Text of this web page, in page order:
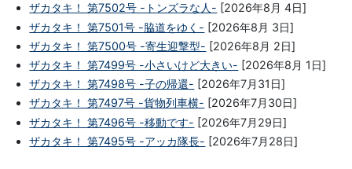
ザカタキ！ 第7502号 -トンズラな人- [2026年8月 4日]
ザカタキ！ 第7501号 -脇道をゆく- [2026年8月 3日]
ザカタキ！ 第7500号 -寄生迎撃型- [2026年8月 2日]
ザカタキ！ 第7499号 -小さいけど大きい- [2026年8月 1日]
ザカタキ！ 第7498号 -子の帰還- [2026年7月31日]
ザカタキ！ 第7497号 -貨物列車横- [2026年7月30日]
ザカタキ！ 第7496号 -移動です- [2026年7月29日]
ザカタキ！ 第7495号 -アッカ隊長- [2026年7月28日]